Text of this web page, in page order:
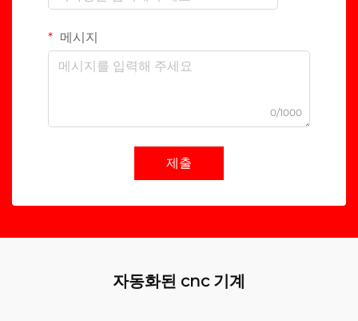
메시지
0/1000
제출
자동화된 cnc 기계